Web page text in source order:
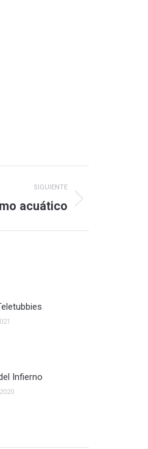
SIGUIENTE
acuático
Infierno